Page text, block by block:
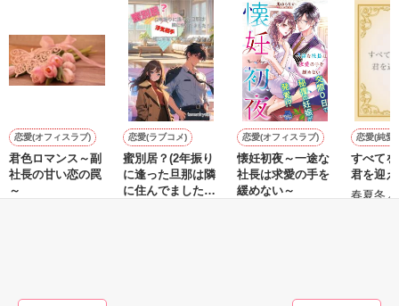
作品を読む
た上、同居まで提案してきて──？
鷹哉『宜しくな、俺の雛子』🦅
雛子『俺の……ひぃ、雛子？！！！』🐥
シゴデキで冷徹な上司が見せる素顔は、なぜか想像以上に甘く
※表紙も作中使用の画像も全てフリー素材です。
※執筆期間2026.6.3〜7.20完結です。
※他サイトさんにて恋愛トレンド1位でした〜良かったら読ん
恋愛(オフィスラブ)
君色ロマンス～副
社長の甘い恋の罠
～
恋愛(ラブコメ)
蜜別居？(2年振り
に逢った旦那は隣
に住んでました！
恋愛(オフィスラブ)
懐妊初夜～一途な
社長は求愛の手を
緩めない～
恋愛(純愛)
すべて
君を迎
春夏冬